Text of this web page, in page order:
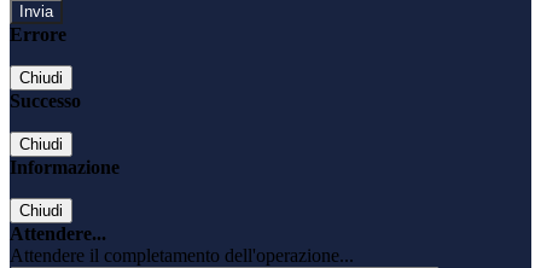
Errore
Chiudi
Successo
Chiudi
Informazione
Chiudi
Attendere...
Attendere il completamento dell'operazione...